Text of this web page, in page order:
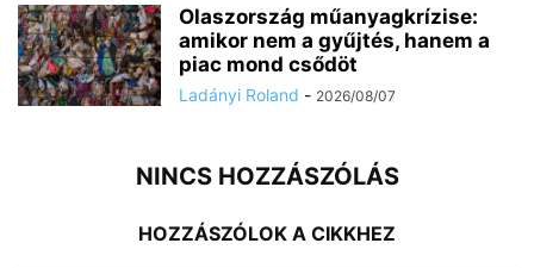
Olaszország műanyagkrízise:
amikor nem a gyűjtés, hanem a
piac mond csődöt
Ladányi Roland - 2026/08/07
NINCS HOZZÁSZÓLÁS
HOZZÁSZÓLOK A CIKKHEZ